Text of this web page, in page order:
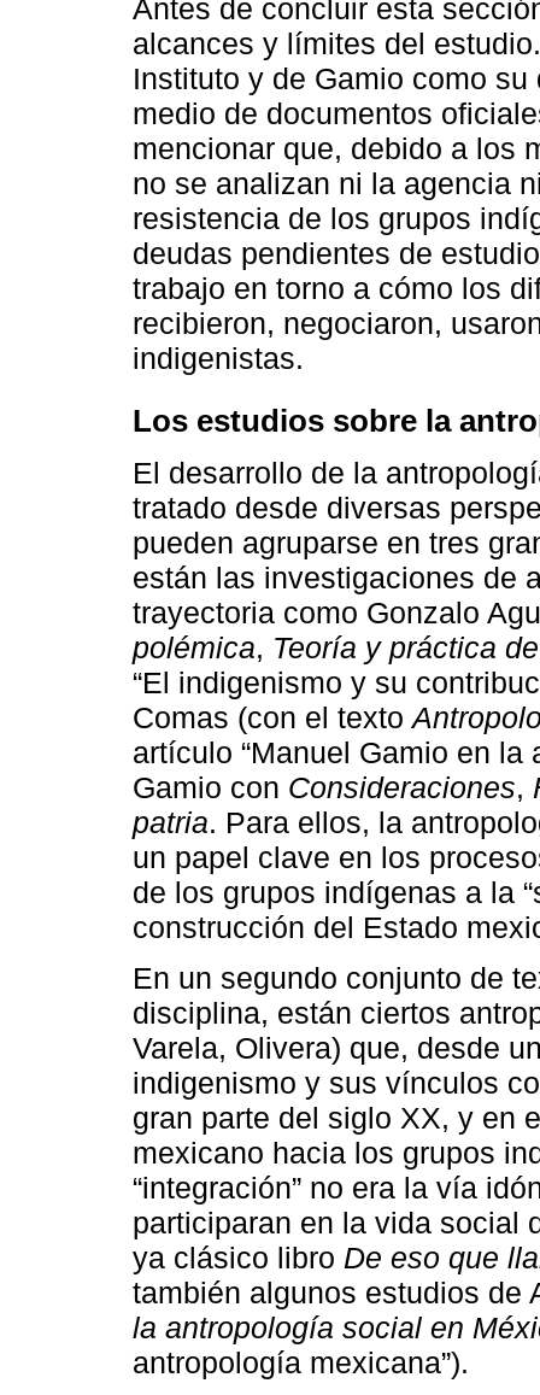
Antes de concluir esta
alcances y límites del
Instituto y de Gamio como
medio de documentos
mencionar que, debido a los
no se analizan ni la agencia
resistencia de los grupos
deudas pendientes de
trabajo en torno a cómo los
recibieron, negociaron,
indigenistas.
Los estudios sobre la
El desarrollo de la
tratado desde diversas
pueden agruparse en tres
están las investigaciones de
trayectoria como Gonzalo
polémica, Teoría y práctica
“El indigenismo y su
Comas (con el texto
artículo “Manuel Gamio en
Gamio con Consideraciones,
patria. Para ellos, la
un papel clave en los
de los grupos indígenas a la
construcción del Estado
En un segundo conjunto de
disciplina, están ciertos
Varela, Olivera) que, desde
indigenismo y sus vínculos
gran parte del siglo XX, y en
mexicano hacia los grupos
“integración” no era la vía
participaran en la vida social
ya clásico libro De eso que
también algunos estudios de
la antropología social en
antropología mexicana”).